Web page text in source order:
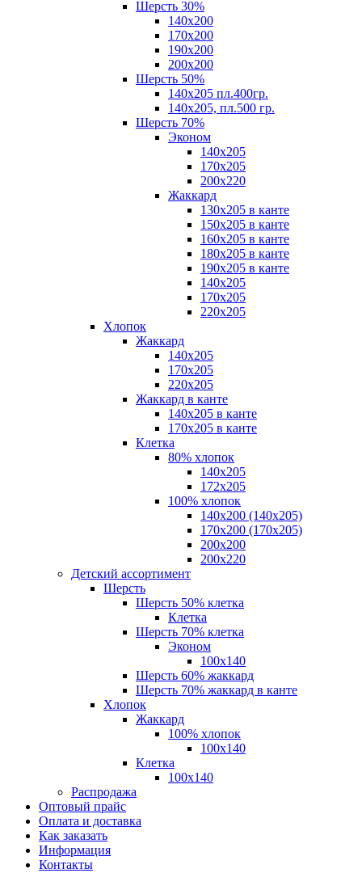
Шерсть 30%
140х200
170х200
190х200
200х200
Шерсть 50%
140х205 пл.400гр.
140х205, пл.500 гр.
Шерсть 70%
Эконом
140х205
170х205
200х220
Жаккард
130х205 в канте
150х205 в канте
160х205 в канте
180х205 в канте
190х205 в канте
140х205
170х205
220х205
Хлопок
Жаккард
140x205
170х205
220х205
Жаккард в канте
140х205 в канте
170х205 в канте
Клетка
80% хлопок
140x205
172х205
100% хлопок
140x200 (140х205)
170x200 (170х205)
200х200
200х220
Детский ассортимент
Шерсть
Шерсть 50% клетка
Клетка
Шерсть 70% клетка
Эконом
100x140
Шерсть 60% жаккард
Шерсть 70% жаккард в канте
Хлопок
Жаккард
100% хлопок
100x140
Клетка
100х140
Распродажа
Оптовый прайс
Оплата и доставка
Как заказать
Информация
Контакты